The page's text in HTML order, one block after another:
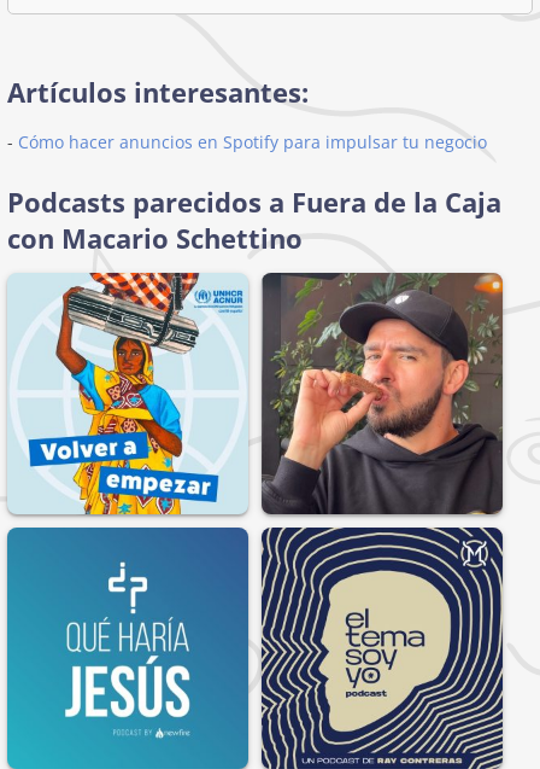
Artículos interesantes:
- Cómo hacer anuncios en Spotify para impulsar tu negocio
Podcasts parecidos a Fuera de la Caja
con Macario Schettino